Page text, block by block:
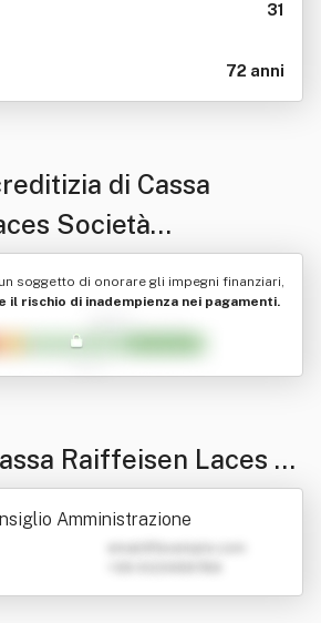
31
72 anni
di Cassa
Società
soggetto di onorare gli impegni finanziari,
il rischio di inadempienza nei pagamenti.
Raiffeisen Laces S
Amministrazione